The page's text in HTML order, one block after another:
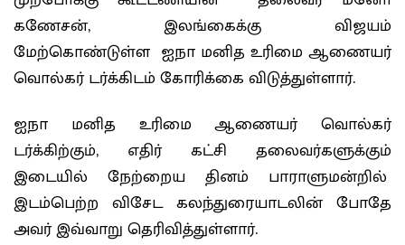
கணேசன், இலங்கைக்கு விஜயம்
மேற்கொண்டுள்ள ஐநா மனித உரிமை ஆணையர்
வொல்கர் டர்க்கிடம் கோரிக்கை விடுத்துள்ளார்.
ஐநா மனித உரிமை ஆணையர் வொல்கர்
டர்க்கிற்கும், எதிர் கட்சி தலைவர்களுக்கும்
இடையில் நேற்றைய தினம் பாராளுமன்றில்
இடம்பெற்ற விசேட கலந்துரையாடலின் போதே
அவர் இவ்வாறு தெரிவித்துள்ளார்.